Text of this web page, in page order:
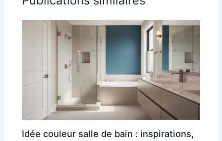
Idée couleur salle de bain : inspirations,